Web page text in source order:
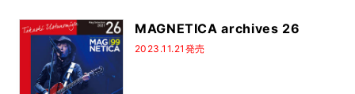
MAGNETICA archives 26
2023.11.21発売